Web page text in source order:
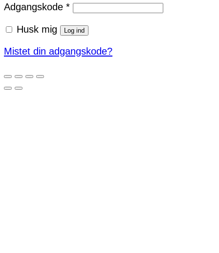
Adgangskode *Påkrævet
Husk mig Log ind
Mistet din adgangskode?